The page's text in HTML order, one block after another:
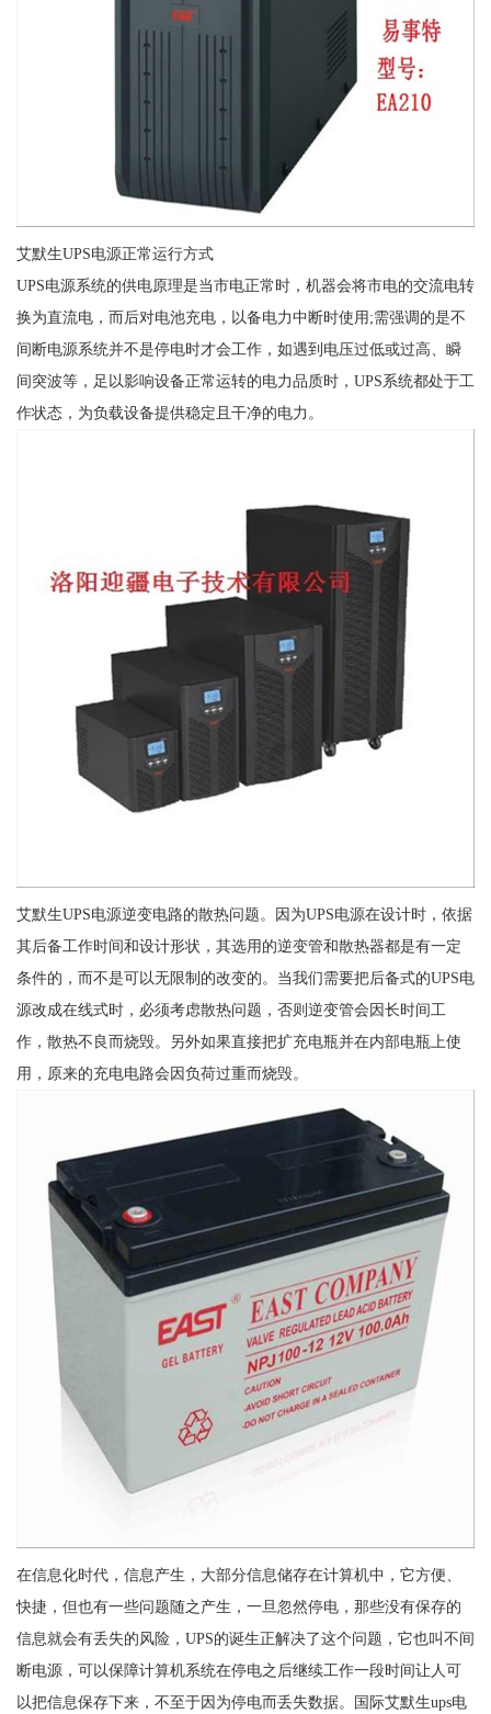
艾默生UPS电源正常运行方式
UPS电源系统的供电原理是当市电正常时，机器会将市电的交流电转
换为直流电，而后对电池充电，以备电力中断时使用;需强调的是不
间断电源系统并不是停电时才会工作，如遇到电压过低或过高、瞬
间突波等，足以影响设备正常运转的电力品质时，UPS系统都处于工
作状态，为负载设备提供稳定且干净的电力。
艾默生UPS电源逆变电路的散热问题。因为UPS电源在设计时，依据
其后备工作时间和设计形状，其选用的逆变管和散热器都是有一定
条件的，而不是可以无限制的改变的。当我们需要把后备式的UPS电
源改成在线式时，必须考虑散热问题，否则逆变管会因长时间工
作，散热不良而烧毁。另外如果直接把扩充电瓶并在内部电瓶上使
用，原来的充电电路会因负荷过重而烧毁。
在信息化时代，信息产生，大部分信息储存在计算机中，它方便、
快捷，但也有一些问题随之产生，一旦忽然停电，那些没有保存的
信息就会有丢失的风险，UPS的诞生正解决了这个问题，它也叫不间
断电源，可以保障计算机系统在停电之后继续工作一段时间让人可
以把信息保存下来，不至于因为停电而丢失数据。国际艾默生ups电